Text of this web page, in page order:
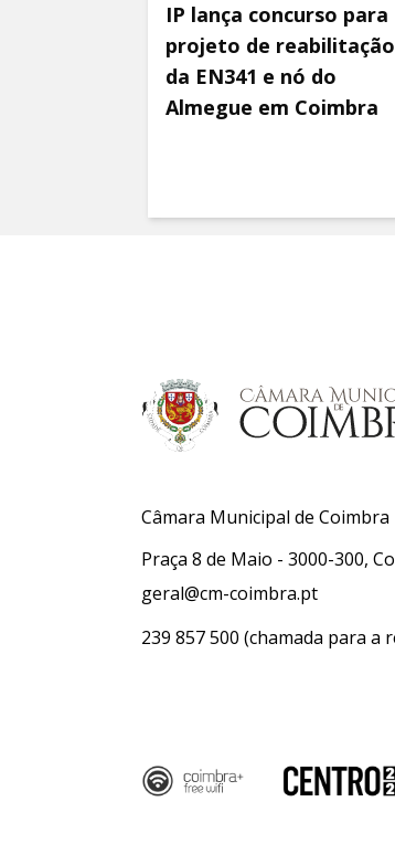
IP lança concurso para
projeto de reabilitação
da EN341 e nó do
Almegue em Coimbra
Câmara Municipal de Coimbra
Praça 8 de Maio - 3000-300,
geral@cm-coimbra.pt
239 857 500 (chamada para a